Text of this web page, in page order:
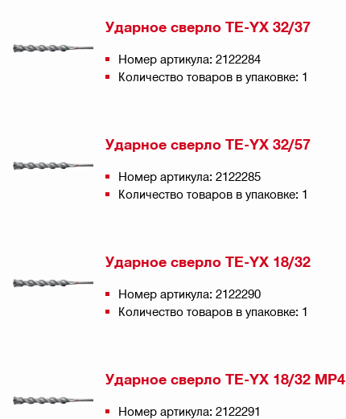
Ударное сверло TE-YX 32/37
Номер артикула: 2122284
Количество товаров в упаковке: 1
Ударное сверло TE-YX 32/57
Номер артикула: 2122285
Количество товаров в упаковке: 1
Ударное сверло TE-YX 18/32
Номер артикула: 2122290
Количество товаров в упаковке: 1
Ударное сверло TE-YX 18/32 MP4
Номер артикула: 2122291